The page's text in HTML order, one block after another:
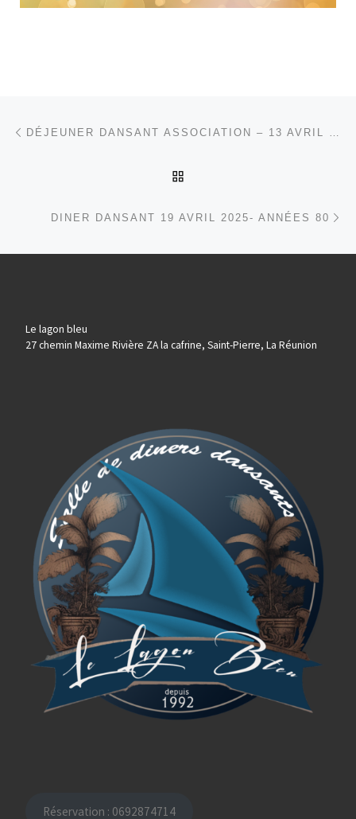
Parcourir les articles
DINER DANSANT 19 AVRIL 2025- ANNÉES 80
Le lagon bleu
27 chemin Maxime Rivière ZA la cafrine, Saint-Pierre, La Réunion
Réservation : 0692874714